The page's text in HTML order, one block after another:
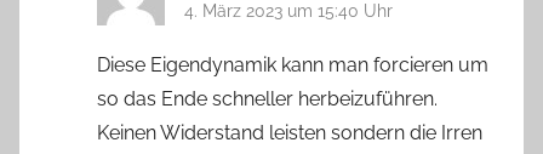
4. März 2023 um 15:40 Uhr
Diese Eigendynamik kann man forcieren um
so das Ende schneller herbeizuführen.
Keinen Widerstand leisten sondern die Irren